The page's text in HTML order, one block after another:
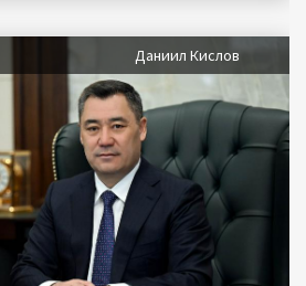
Даниил Кислов